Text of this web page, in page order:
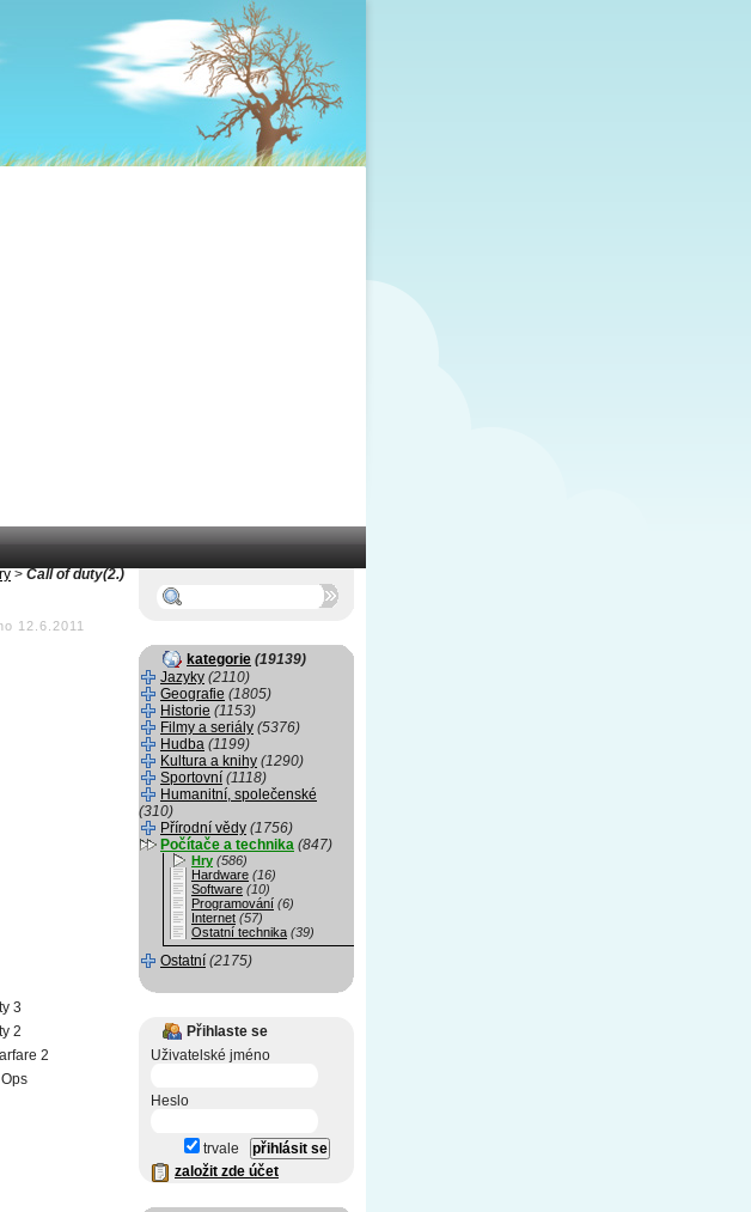
> Call of duty(2.)
12.6.2011
3
2
2
kategorie (19139)
Jazyky (2110)
Geografie (1805)
Historie (1153)
Filmy a seriály (5376)
Hudba (1199)
Kultura a knihy (1290)
Sportovní (1118)
Humanitní, společenské
(310)
Přírodní vědy (1756)
Počítače a technika (847)
Hry (586)
Hardware (16)
Software (10)
Programování (6)
Internet (57)
Ostatní technika (39)
Ostatní (2175)
Přihlaste se
Uživatelské jméno
Heslo
trvale
založit zde účet